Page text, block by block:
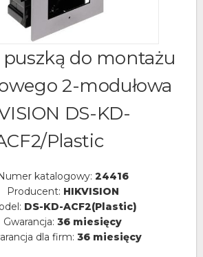
puszką do montażu
2-modułowa
DS-KD-
Plastic
katalogowy: 24416
Producent: HIKVISION
DS-KD-ACF2(Plastic)
Gwarancja: 36 miesięcy
dla firm: 36 miesięcy